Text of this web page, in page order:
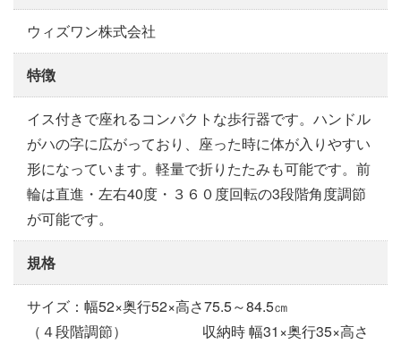
ウィズワン株式会社
特徴
イス付きで座れるコンパクトな歩行器です。ハンドル
がハの字に広がっており、座った時に体が入りやすい
形になっています。軽量で折りたたみも可能です。前
輪は直進・左右40度・３６０度回転の3段階角度調節
が可能です。
規格
サイズ：幅52×奥行52×高さ75.5～84.5㎝
（４段階調節） 収納時 幅31×奥行35×高さ